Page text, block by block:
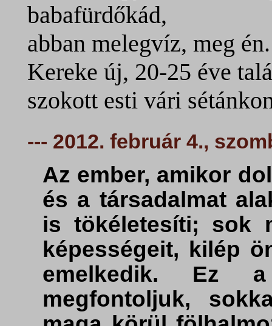
babafürdőkád,
abban melegvíz, meg én.
Kereke új, 20-25 éve
szokott esti vári
--- 2012. február 4.,
Az ember, amikor
és a társadalmat
is tökéletesíti; sok
képességeit, kilép
emelkedik. Ez
megfontoljuk,